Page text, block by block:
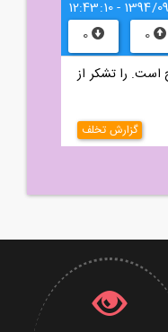
1394/09/
0
0
را تشکر از
گزارش تخلف